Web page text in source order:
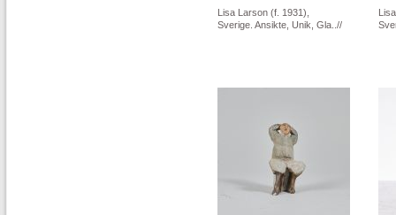
Lisa Larson (f. 1931),
Sverige. Ansikte, Unik, Gla..//